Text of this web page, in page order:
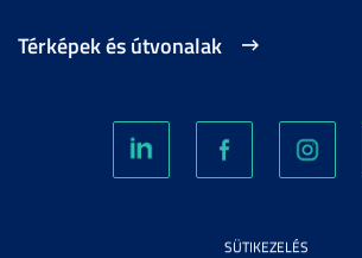
Térképek és útvonalak
SÜTIKEZELÉS